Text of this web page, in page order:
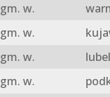
gm. w.
gm. w.
gm. w.
gm. w.